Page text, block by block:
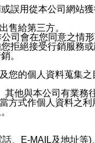
誤用從本公司網站
售給第三方。
司會在您同意之情
拒絕接受行銷服務
。
的個人資料蒐集
他與本公司有業務
方式作個人資料之
、E-MAIL及地址